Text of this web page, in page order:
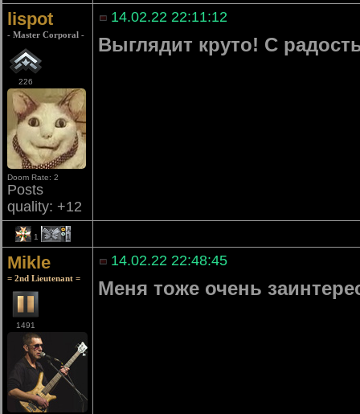
lispot
- Master Corporal -
226
Doom Rate: 2
Posts
quality: +12
14.02.22 22:11:12
Выглядит круто! С
1 1
Mikle
= 2nd Lieutenant =
1491
14.02.22 22:48:45
Меня тоже очень